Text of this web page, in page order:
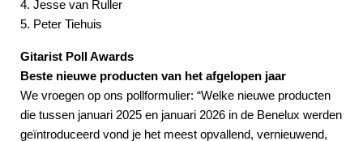
4. Jesse van Ruller
5. Peter Tiehuis
Gitarist Poll Awards
Beste nieuwe producten van het afgelopen jaar
We vroegen op ons pollformulier: “Welke nieuwe producten
die tussen januari 2025 en januari 2026 in de Benelux werden
geïntroduceerd vond je het meest opvallend, vernieuwend,